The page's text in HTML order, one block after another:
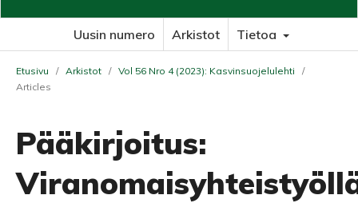
Uusin numero Arkistot Tietoa
Etusivu / Arkistot / Vol 56 Nro 4 (2023): Kasvinsuojelulehti
/
Articles
Pääkirjoitus: